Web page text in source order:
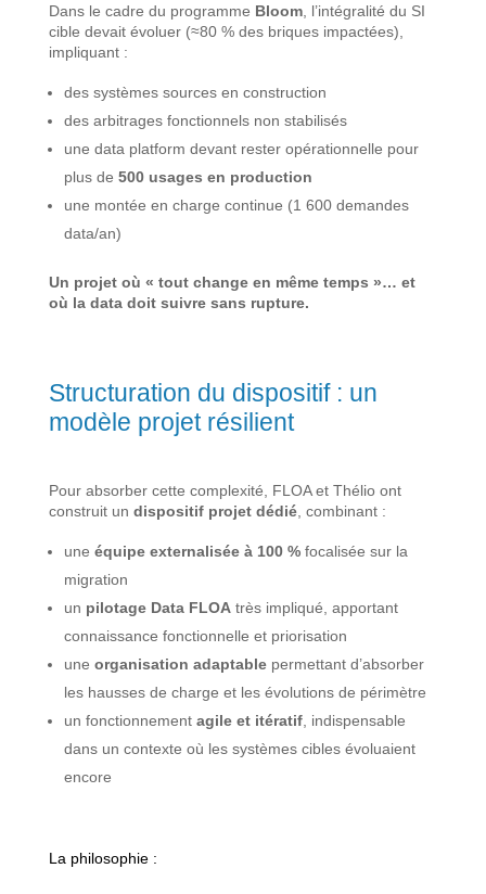
Dans le cadre du programme Bloom, l’intégralité du SI
cible devait évoluer (≈80 % des briques impactées),
impliquant :
des systèmes sources en construction
des arbitrages fonctionnels non stabilisés
une data platform devant rester opérationnelle pour
plus de 500 usages en production
une montée en charge continue (1 600 demandes
data/an)
Un projet où « tout change en même temps »… et
où la data doit suivre sans rupture.
Structuration du dispositif : un
modèle projet résilient
Pour absorber cette complexité, FLOA et Thélio ont
construit un dispositif projet dédié, combinant :
une équipe externalisée à 100 %focalisée sur la
migration
un pilotage Data FLOAtrès impliqué, apportant
connaissance fonctionnelle et priorisation
une organisation adaptablepermettant d’absorber
les hausses de charge et les évolutions de périmètre
un fonctionnement agile et itératif, indispensable
dans un contexte où les systèmes cibles évoluaient
encore
La philosophie :